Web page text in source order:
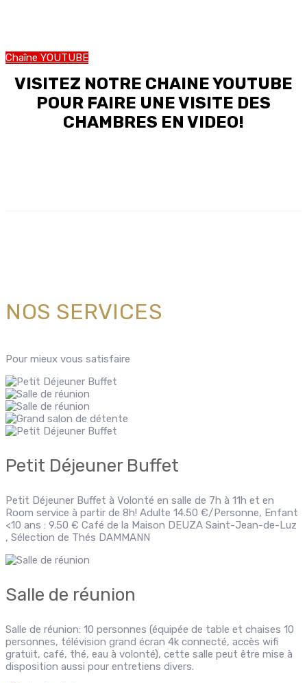
Chaîne YOUTUBE
VISITEZ NOTRE CHAINE YOUTUBE
POUR FAIRE UNE VISITE DES
CHAMBRES EN VIDEO!
NOS SERVICES
Pour mieux vous satisfaire
Petit Déjeuner Buffet
Petit Déjeuner Buffet à Volonté en salle de 7h à 11h et en
Room service à partir de 8h! Adulte 14.50 €/Personne, Enfant
<10 ans : 9.50 € Café de la Maison DEUZA Saint-Jean-de-Luz
, Sélection de Thés DAMMANN
Salle de réunion
Salle de réunion: 10 personnes (équipée de table et chaises 10
personnes, télévision grand écran 4k connecté, accès wifi
gratuit, café, thé, eau à volonté), cette salle peut être mise à
disposition aussi pour entretiens divers.